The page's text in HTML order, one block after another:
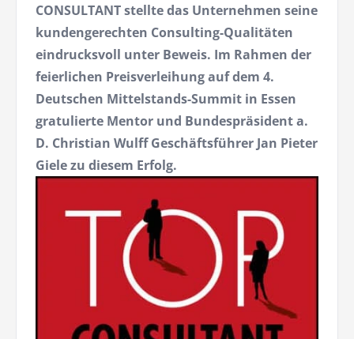
CONSULTANT stellte das Unternehmen seine
kundengerechten Consulting-Qualitäten
eindrucksvoll unter Beweis. Im Rahmen der
feierlichen Preisverleihung auf dem 4.
Deutschen Mittelstands-Summit in Essen
gratulierte Mentor und Bundespräsident a.
D. Christian Wulff Geschäftsführer Jan Pieter
Giele zu diesem Erfolg.